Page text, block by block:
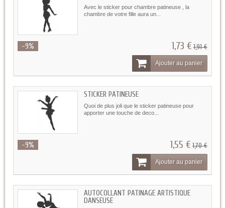
Avec le sticker pour chambre patineuse , la
chambre de votre fille aura un...
-9% 1,73 €1,91 €
Ajouter au panier
STICKER PATINEUSE
Quoi de plus joli que le sticker patineuse pour
apporter une touche de deco...
-9% 1,55 €1,70 €
Ajouter au panier
AUTOCOLLANT PATINAGE ARTISTIQUE
DANSEUSE